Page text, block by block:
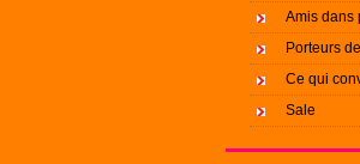
Amis dans
Porteurs
Ce qui
Sale